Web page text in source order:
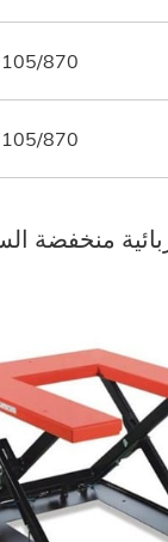
105/870
105/870